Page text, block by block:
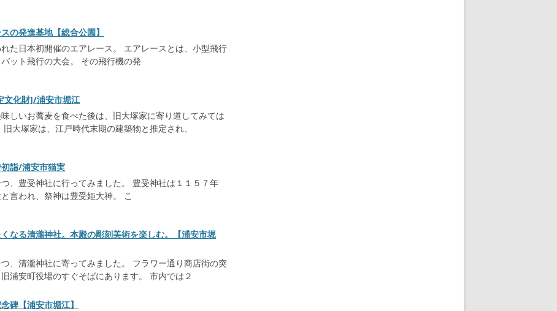
の発進基地【総合公園】
た日本初開催のエアレース。 エアレースとは、小型飛行
ット飛行の大会。 その飛行機の発
文化財]/浦安市堀江
しいお蕎麦を食べた後は、旧大塚家に寄り道してみては
大塚家は、江戸時代末期の建築物と推定され、
詣/浦安市猫実
、豊受神社に行ってみました。 豊受神社は１１５７年
と言われ、祭神は豊受姫大神。 こ
なる清瀧神社。本殿の彫刻美術を楽しむ。【浦安市堀
、清瀧神社に寄ってみました。 フラワー通り商店街の突
浦安町役場のすぐそばにあります。 市内では２
碑【浦安市堀江】